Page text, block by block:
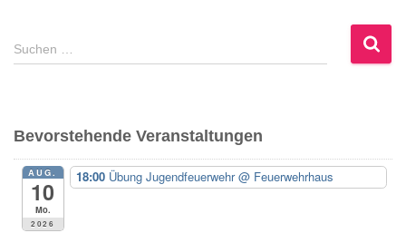
S
u
n
n
Suchen …
Bevorstehende Veranstaltungen
AUG.
10
Mo.
2026
18:00 Übung Jugendfeuerwehr@ Feuerwehrhaus